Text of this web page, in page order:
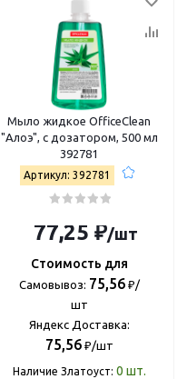
Мыло жидкое OfficeClean
"Алоэ", с дозатором, 500 мл
392781
Артикул: 392781
77,25 ₽/шт
Стоимость для
Самовывоз: 75,56₽/
шт
Яндекс Доставка:
75,56₽/шт
Наличие Златоуст: 0 шт.